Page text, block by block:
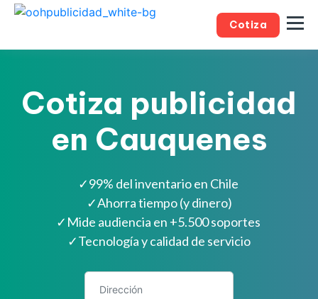
Cotiza
Cotiza publicidad
en Cauquenes
✓99% del inventario en Chile
✓Ahorra tiempo (y dinero)
✓ Mide audiencia en +5.500 soportes
✓Tecnología y calidad de servicio